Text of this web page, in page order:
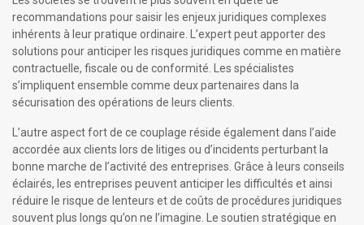
recommandations pour saisir les enjeux juridiques complexes
inhérents à leur pratique ordinaire. L’expert peut apporter des
solutions pour anticiper les risques juridiques comme en matière
contractuelle, fiscale ou de conformité. Les spécialistes
s’impliquent ensemble comme deux partenaires dans la
sécurisation des opérations de leurs clients.
L’autre aspect fort de ce couplage réside également dans l’aide
accordée aux clients lors de litiges ou d’incidents perturbant la
bonne marche de l’activité des entreprises. Grâce à leurs conseils
éclairés, les entreprises peuvent anticiper les difficultés et ainsi
réduire le risque de lenteurs et de coûts de procédures juridiques
souvent plus longs qu’on ne l’imagine. Le soutien stratégique en